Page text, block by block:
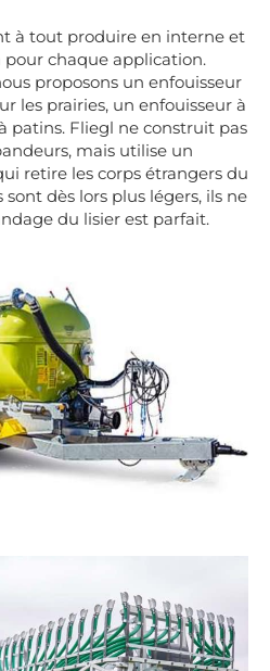
à tout produire en interne et
chaque application.
proposons un enfouisseur
les prairies, un enfouisseur à
patins. Fliegl ne construit pas
mais utilise un
retire les corps étrangers du
dès lors plus légers, ils ne
du lisier est parfait.